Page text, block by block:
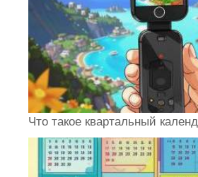
Что такое квартальный